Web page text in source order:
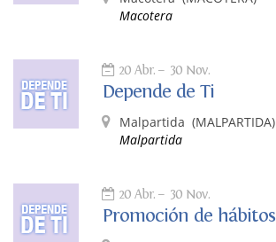
Macotera
20 Abr. 30 Nov.
Depende de Ti
Malpartida (MALPARTIDA)
Malpartida
20 Abr. 30 Nov.